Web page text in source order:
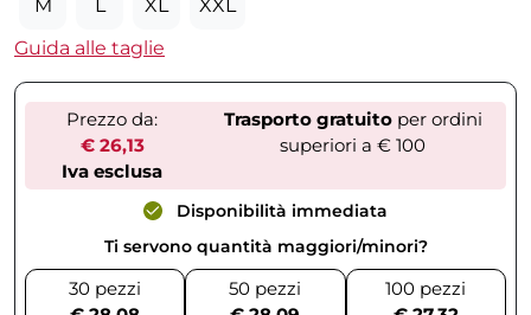
M L XL
XXL
Guida alle taglie
Prezzo da:
€ 26,13
Iva esclusa
Trasporto gratuitoper ordini
superiori a € 100
Disponibilità immediata
Ti servono quantità maggiori/minori?
30 pezzi
50 pezzi
100 pezzi